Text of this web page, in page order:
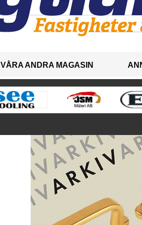
VÅRA ANDRA MAGASIN